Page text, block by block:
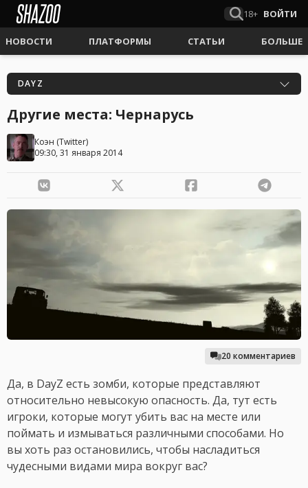
18+ ВОЙТИ
НОВОСТИ ПЛАТФОРМЫ СТАТЬИ БОЛЬШЕ
DAYZ
Другие места: Чернарусь
Коэн (Twitter)
09:30, 31 января 2014
20 комментариев
Да, в DayZ есть зомби, которые представляют
относительно невысокую опасность. Да, тут есть
игроки, которые могут убить вас на месте или
поймать и измываться различными способами. Но
вы хоть раз остановились, чтобы насладиться
чудесными видами мира вокруг вас?